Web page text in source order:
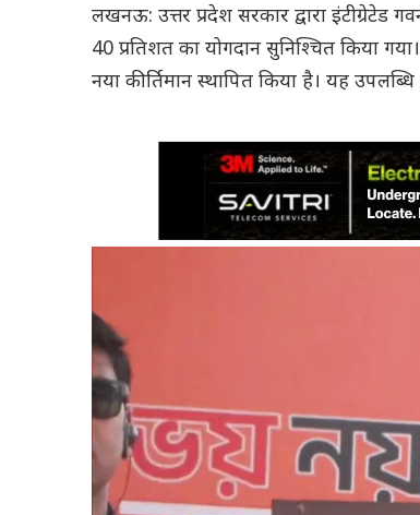
लखनऊ: उत्तर प्रदेश सरकार द्वारा
40 प्रतिशत का योगदान सुनिश्चित किया
नया कीर्तिमान स्थापित किया है। यह